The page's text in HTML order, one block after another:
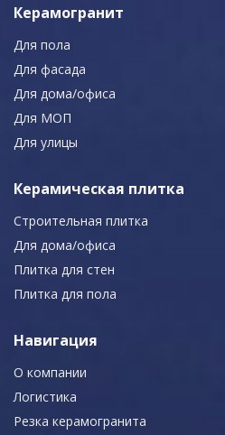
Керамогранит
Для пола
Для фасада
Для дома/офиса
Для МОП
Для улицы
Керамическая плитка
Строительная плитка
Для дома/офиса
Плитка для стен
Плитка для пола
Навигация
О компании
Логистика
Резка керамогранита